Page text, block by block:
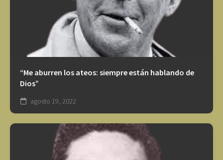
“Me aburren los ateos: siempre están hablando de
Dios”
agosto 19, 2022